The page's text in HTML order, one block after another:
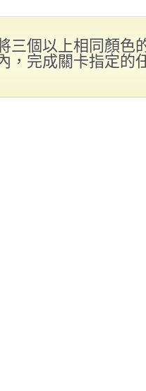
三個以上相同顏色
，完成關卡指定的